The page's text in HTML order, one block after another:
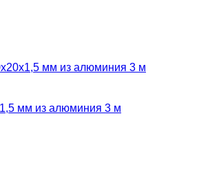
мм из алюминия 3 м